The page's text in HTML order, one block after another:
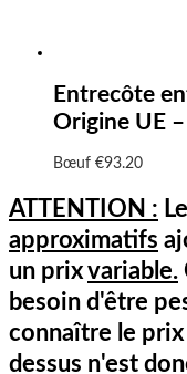
Entrecôte
Origine UE
Bœuf €93.20
ATTENTION :
approximatifs
un prixvariable.
besoin d'être
connaître le
dessus n'est